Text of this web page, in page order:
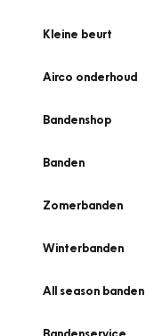
Kleine beurt
Airco onderhoud
Bandenshop
Banden
Zomerbanden
Winterbanden
All season banden